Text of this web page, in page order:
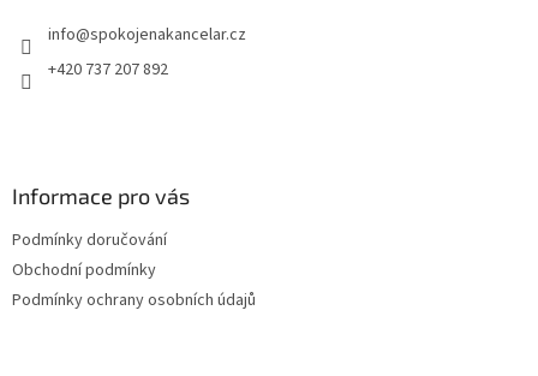
info@spokojenakancelar.cz
+420 737 207 892
Informace pro vás
Podmínky doručování
Obchodní podmínky
Podmínky ochrany osobních údajů